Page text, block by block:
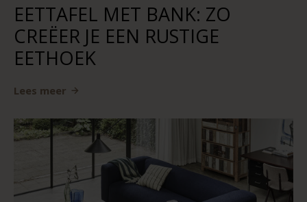
EETTAFEL MET BANK: ZO
CREËER JE EEN RUSTIGE
EETHOEK
Lees meer